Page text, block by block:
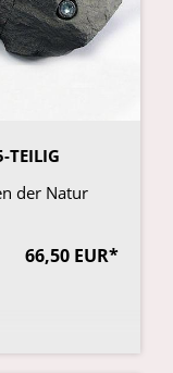
TEILIG
der Natur
66,50 EUR*